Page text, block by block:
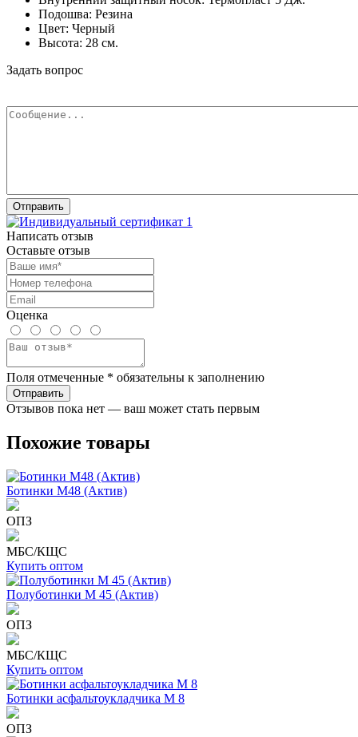
Подошва: Резина
Цвет: Черный
Высота: 28 см.
Задать вопрос
Написать отзыв
Оставьте отзыв
Оценка
Поля отмеченные * обязательны к заполнению
Отзывов пока нет — ваш может стать первым
Похожие товары
Ботинки М48 (Актив)
ОПЗ
МБС/КЩС
Купить оптом
Полуботинки М 45 (Актив)
ОПЗ
МБС/КЩС
Купить оптом
Ботинки асфальтоукладчика М 8
ОПЗ